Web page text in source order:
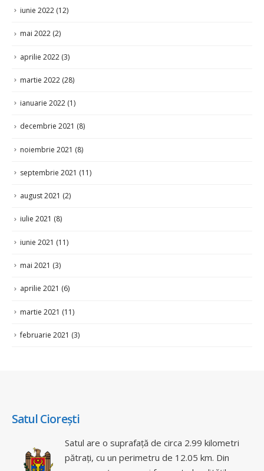
iunie 2022 (12)
mai 2022 (2)
aprilie 2022 (3)
martie 2022 (28)
ianuarie 2022 (1)
decembrie 2021 (8)
noiembrie 2021 (8)
septembrie 2021 (11)
august 2021 (2)
iulie 2021 (8)
iunie 2021 (11)
mai 2021 (3)
aprilie 2021 (6)
martie 2021 (11)
februarie 2021 (3)
Satul Ciorești
Satul are o suprafață de circa 2.99 kilometri
pătrați, cu un perimetru de 12.05 km. Din